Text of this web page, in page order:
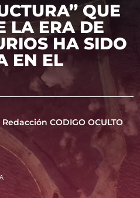
QUE
LA ERA DE
HA SIDO
EN EL
Redacción CODIGO OCULTO